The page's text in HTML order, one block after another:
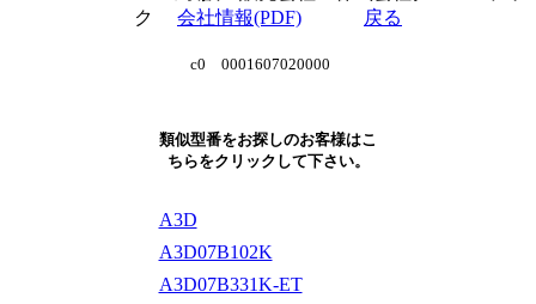
ク 会社情報(PDF) 戻る
c0 0001607020000
類似型番をお探しのお客様はこ
ちらをクリックして下さい。
A3D
A3D07B102K
A3D07B331K-ET